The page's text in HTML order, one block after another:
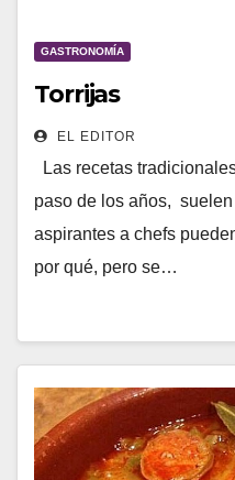
GASTRONOMÍA
Torrijas
EL EDITOR
Las recetas
paso de los años,
aspirantes a chefs
por qué, pero se…